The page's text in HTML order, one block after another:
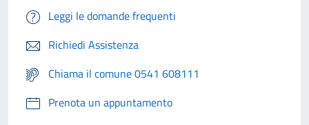
Leggi le domande frequenti
Richiedi Assistenza
Chiama il comune 0541 608111
Prenota un appuntamento